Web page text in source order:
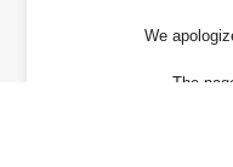
We
The